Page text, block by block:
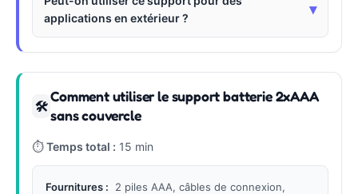
applications en extérieur ?
▾
🛠
Comment utiliser le support batterie 2xAAA
sans couvercle
⏱Temps total : 15 min
Fournitures :
2 piles AAA, câbles de connexion,